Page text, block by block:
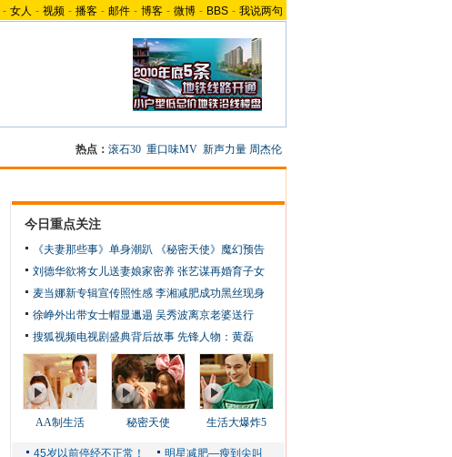
- 女人 - 视频 - 播客 - 邮件 - 博客 - 微博 - BBS - 我说两句
热点： 滚石30 重口味MV 新声力量 周杰伦
今日重点关注
《夫妻那些事》单身潮趴
《秘密天使》魔幻预告
刘德华欲将女儿送妻娘家密养 张艺谋再婚育子女
麦当娜新专辑宣传照性感 李湘减肥成功黑丝现身
徐峥外出带女士帽显邋遢 吴秀波离京老婆送行
搜狐视频电视剧盛典背后故事 先锋人物：黄磊
AA制生活 秘密天使 生活大爆炸5